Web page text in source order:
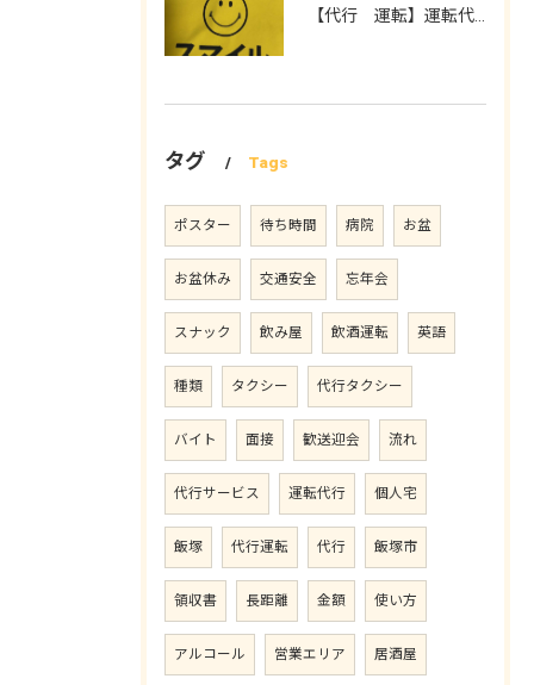
タグ Tags
ポスター 待ち時間 病院 お盆
お盆休み 交通安全 忘年会
スナック 飲み屋 飲酒運転 英語
種類 タクシー 代行タクシー
バイト 面接 歓送迎会 流れ
代行サービス 運転代行 個人宅
飯塚 代行運転 代行 飯塚市
領収書 長距離 金額 使い方
アルコール 営業エリア 居酒屋